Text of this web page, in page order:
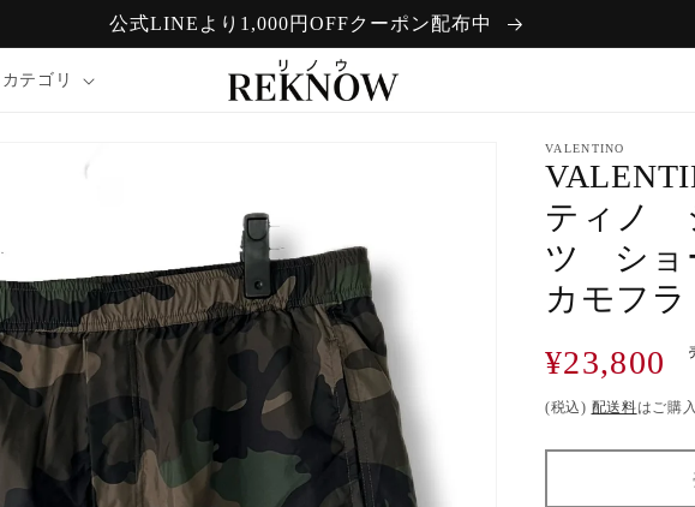
公式LINEより1,000円OFFクーポン配布中
カテゴリ
VALENTINO
ティノ
ツ シ
カモフ
通
価
格
¥23,800
(税込) 配送料はご購